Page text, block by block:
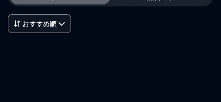
おすすめ順